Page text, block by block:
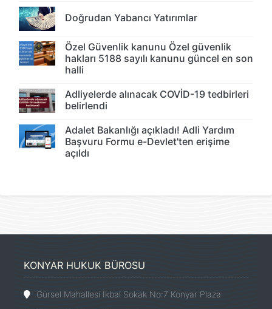
Doğrudan Yabancı Yatırımlar
Özel Güvenlik kanunu Özel güvenlik
hakları 5188 sayılı kanunu güncel en son
halli
Adliyelerde alınacak COVİD-19 tedbirleri
belirlendi
Adalet Bakanlığı açıkladı! Adli Yardım
Başvuru Formu e-Devlet'ten erişime
açıldı
KONYAR HUKUK BÜROSU
Gürsel Mahallesi İkbal Sokak No:7 Konyar Plaza